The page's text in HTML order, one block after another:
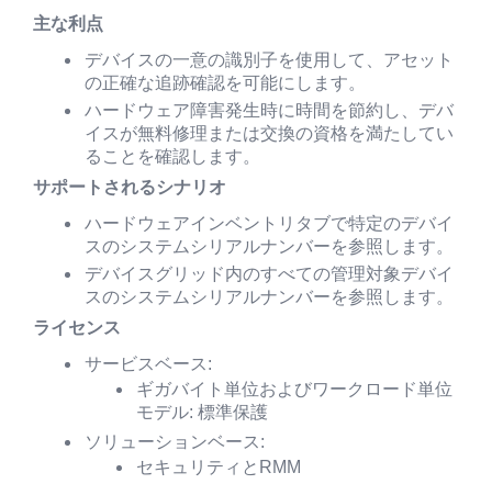
主な利点
デバイスの一意の識別子を使用して、アセット
の正確な追跡確認を可能にします。
ハードウェア障害発生時に時間を節約し、デバ
イスが無料修理または交換の資格を満たしてい
ることを確認します。
サポートされるシナリオ
ハードウェアインベントリタブで特定のデバイ
スのシステムシリアルナンバーを参照します。
デバイスグリッド内のすべての管理対象デバイ
スのシステムシリアルナンバーを参照します。
ライセンス
サービスベース:
ギガバイト単位およびワークロード単位
モデル: 標準保護
ソリューションベース:
セキュリティとRMM